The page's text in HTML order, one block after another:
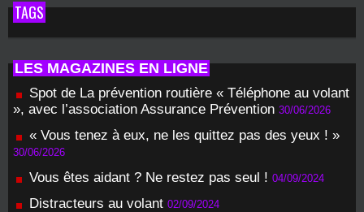
TAGS
LES MAGAZINES EN LIGNE
Spot de La prévention routière « Téléphone au volant
», avec l’association Assurance Prévention 30/06/2026
« Vous tenez à eux, ne les quittez pas des yeux ! »
30/06/2026
Vous êtes aidant ? Ne restez pas seul ! 04/09/2024
Distracteurs au volant 02/09/2024